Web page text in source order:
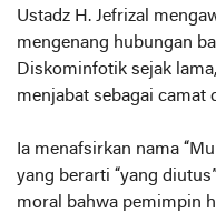
Ustadz H. Jefrizal
mengenang hubungan
Diskominfotik sejak
menjabat sebagai camat
Ia menafsirkan nama
yang berarti “yang
moral bahwa pemimpin